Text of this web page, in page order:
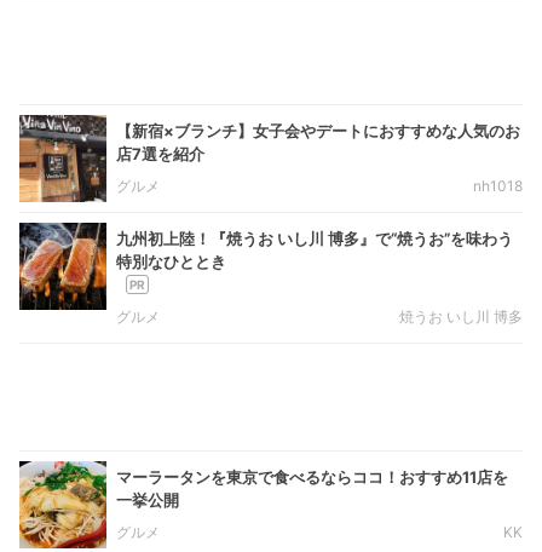
【新宿×ブランチ】女子会やデートにおすすめな人気のお
店7選を紹介
グルメ nh1018
九州初上陸！『焼うお いし川 博多』で“焼うお”を味わう
特別なひととき
グルメ 焼うお いし川 博多
マーラータンを東京で食べるならココ！おすすめ11店を
一挙公開
グルメ KK